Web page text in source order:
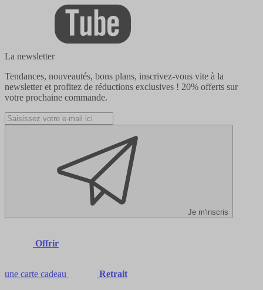
La newsletter
Tendances, nouveautés, bons plans, inscrivez-vous vite à la
newsletter et profitez de réductions exclusives ! 20% offerts sur
votre prochaine commande.
Je m'inscris
Offrir
une carte cadeau Retrait